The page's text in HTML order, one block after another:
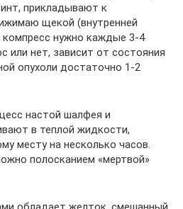
прикладывают к
щекой (внутренней
нужно каждые 3-4
или нет, зависит от состояния
опухоли достаточно 1-2
настой шалфея и
в теплой жидкости,
месту на несколько часов.
полосканием «мертвой»